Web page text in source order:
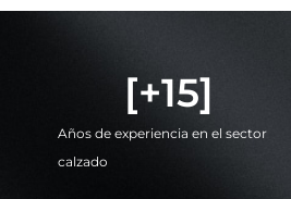
Años de experiencia en el sector
calzado
[+15]